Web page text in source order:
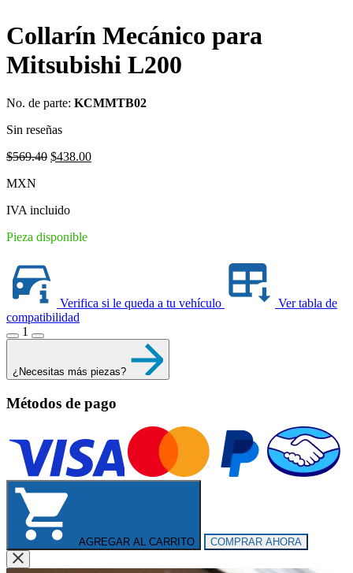
Collarín Mecánico para
Mitsubishi L200
No. de parte: KCMMTB02
Sin reseñas
$569.40 Original
$438.00Current
MXN
IVA incluido
Pieza disponible
Verifica si le queda a tu vehículo
Ver tabla de
compatibilidad
1
¿Necesitas más piezas?
Métodos de pago
AGREGAR AL CARRITO COMPRAR AHORA